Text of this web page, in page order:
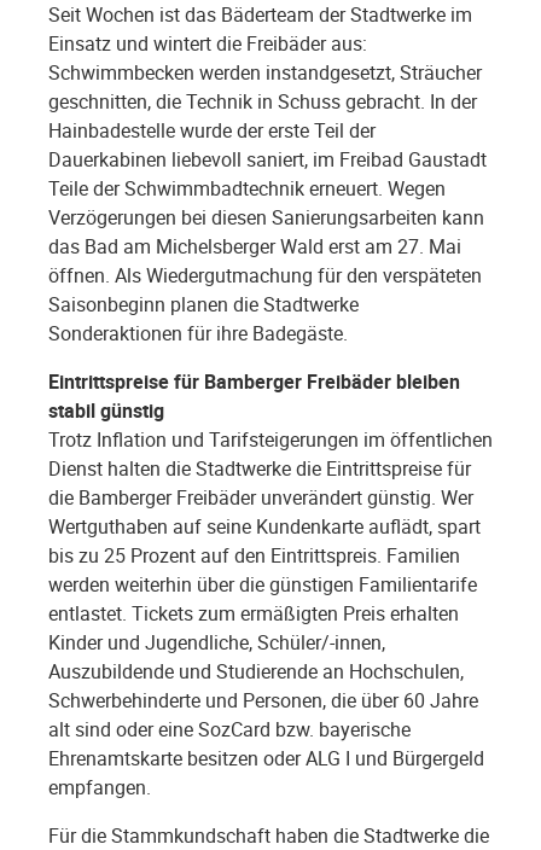
Seit Wochen ist das Bäderteam der Stadtwerke im
Einsatz und wintert die Freibäder aus:
Schwimmbecken werden instandgesetzt, Sträucher
geschnitten, die Technik in Schuss gebracht. In der
Hainbadestelle wurde der erste Teil der
Dauerkabinen liebevoll saniert, im Freibad Gaustadt
Teile der Schwimmbadtechnik erneuert. Wegen
Verzögerungen bei diesen Sanierungsarbeiten kann
das Bad am Michelsberger Wald erst am 27. Mai
öffnen. Als Wiedergutmachung für den verspäteten
Saisonbeginn planen die Stadtwerke
Sonderaktionen für ihre Badegäste.
Eintrittspreise für Bamberger Freibäder bleiben
stabil günstig
Trotz Inflation und Tarifsteigerungen im öffentlichen
Dienst halten die Stadtwerke die Eintrittspreise für
die Bamberger Freibäder unverändert günstig. Wer
Wertguthaben auf seine Kundenkarte auflädt, spart
bis zu 25 Prozent auf den Eintrittspreis. Familien
werden weiterhin über die günstigen Familientarife
entlastet. Tickets zum ermäßigten Preis erhalten
Kinder und Jugendliche, Schüler/-innen,
Auszubildende und Studierende an Hochschulen,
Schwerbehinderte und Personen, die über 60 Jahre
alt sind oder eine SozCard bzw. bayerische
Ehrenamtskarte besitzen oder ALG I und Bürgergeld
empfangen.
Für die Stammkundschaft haben die Stadtwerke die